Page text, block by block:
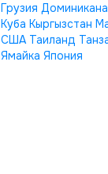
Грузия Доминикана
Куба Кыргызстан
США Таиланд
Ямайка Япония